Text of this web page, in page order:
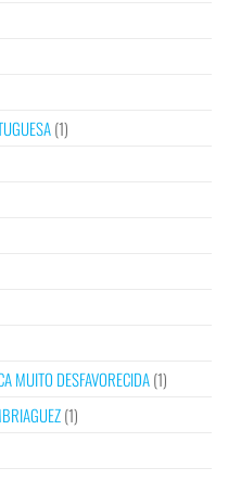
(1)
MUITO DESFAVORECIDA(1)
(1)